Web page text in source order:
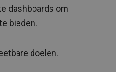
dashboards om
bieden.
doelen.